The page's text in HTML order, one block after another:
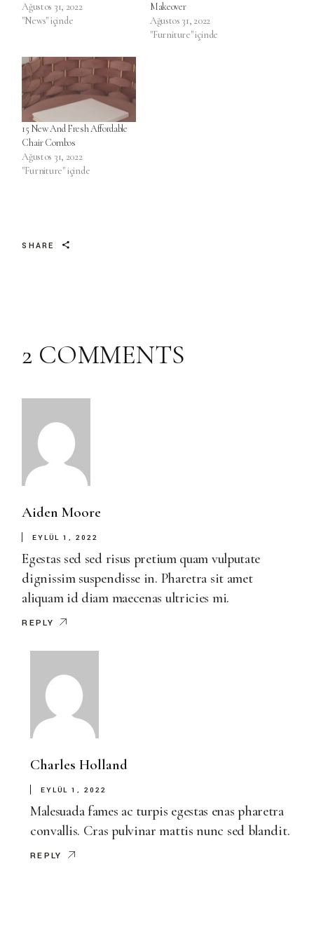
Ağustos 31, 2022
"News" içinde
Makeover
Ağustos 31, 2022
"Furniture" içinde
15 New And Fresh Affordable
Chair Combos
Ağustos 31, 2022
"Furniture" içinde
SHARE
2 COMMENTS
Aiden Moore
EYLÜL 1, 2022
Egestas sed sed risus pretium quam vulputate
dignissim suspendisse in. Pharetra sit amet
aliquam id diam maecenas ultricies mi.
REPLY
Charles Holland
EYLÜL 1, 2022
Malesuada fames ac turpis egestas enas pharetra
convallis. Cras pulvinar mattis nunc sed blandit.
REPLY